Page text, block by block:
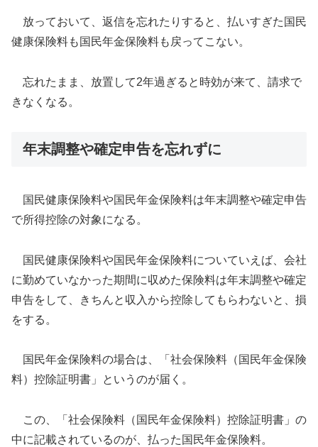
放っておいて、返信を忘れたりすると、払いすぎた国民
健康保険料も国民年金保険料も戻ってこない。
忘れたまま、放置して2年過ぎると時効が来て、請求で
きなくなる。
年末調整や確定申告を忘れずに
国民健康保険料や国民年金保険料は年末調整や確定申告
で所得控除の対象になる。
国民健康保険料や国民年金保険料についていえば、会社
に勤めていなかった期間に収めた保険料は年末調整や確定
申告をして、きちんと収入から控除してもらわないと、損
をする。
国民年金保険料の場合は、「社会保険料（国民年金保険
料）控除証明書」というのが届く。
この、「社会保険料（国民年金保険料）控除証明書」の
中に記載されているのが、払った国民年金保険料。